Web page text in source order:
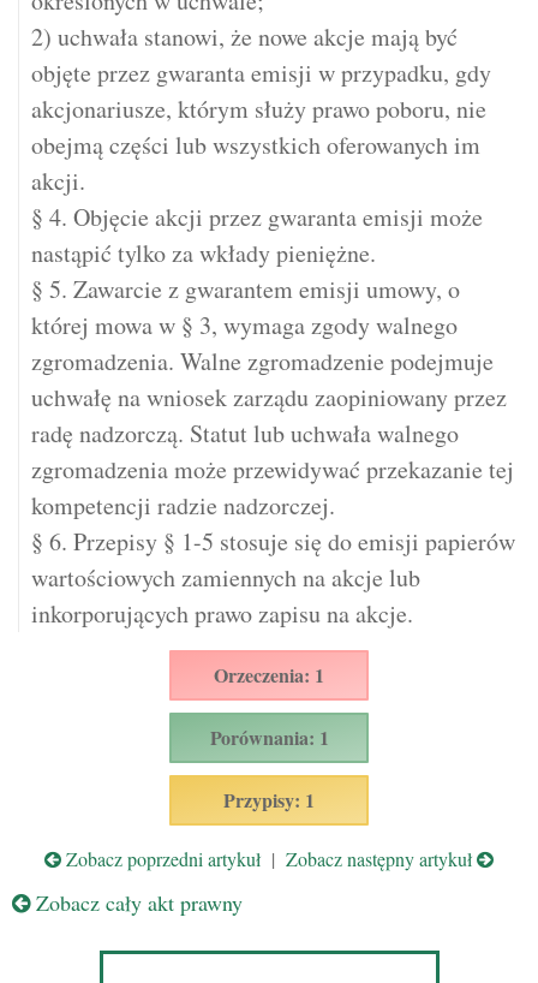
2) uchwała stanowi, że nowe akcje mają być
objęte przez gwaranta emisji w przypadku, gdy
akcjonariusze, którym służy prawo poboru, nie
obejmą części lub wszystkich oferowanych im
akcji.
§ 4. Objęcie akcji przez gwaranta emisji może
nastąpić tylko za wkłady pieniężne.
§ 5. Zawarcie z gwarantem emisji umowy, o
której mowa w § 3, wymaga zgody walnego
zgromadzenia. Walne zgromadzenie podejmuje
uchwałę na wniosek zarządu zaopiniowany przez
radę nadzorczą. Statut lub uchwała walnego
zgromadzenia może przewidywać przekazanie tej
kompetencji radzie nadzorczej.
§ 6. Przepisy § 1-5 stosuje się do emisji papierów
wartościowych zamiennych na akcje lub
inkorporujących prawo zapisu na akcje.
Orzeczenia: 1
Porównania: 1
Przypisy: 1
Zobacz poprzedni artykuł | Zobacz następny artykuł
Zobacz cały akt prawny